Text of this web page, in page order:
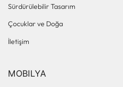
Sürdürülebilir Tasarım
Çocuklar ve Doğa
İletişim
MOBILYA